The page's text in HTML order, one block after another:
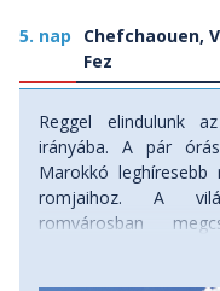
5. nap
Chefchaouen,
Fez
Reggel elindulunk
irányába. A pár
Marokkó
romjaihoz. A
romvárosban
diadalívét, és a